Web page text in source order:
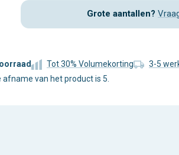
Grote aantallen?
Tot 30% Volumekorting
3-5
afname van het product is 5.